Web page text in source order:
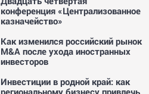
конференция «Централизованное
казначейство»
Как изменился российский рынок
M&A после ухода иностранных
инвесторов
Инвестиции в родной край: как
региональному бизнесу привлечь